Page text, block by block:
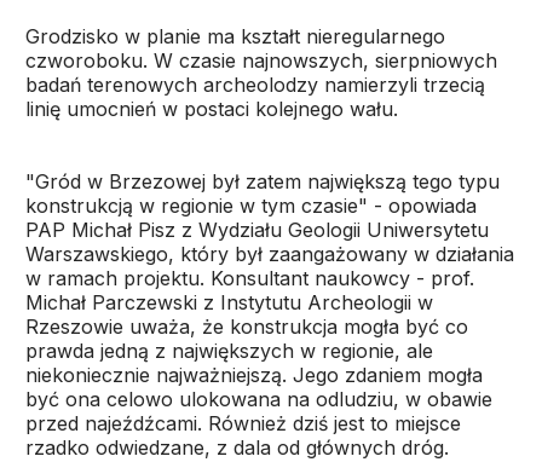
Grodzisko w planie ma kształt nieregularnego
czworoboku. W czasie najnowszych, sierpniowych
badań terenowych archeolodzy namierzyli trzecią
linię umocnień w postaci kolejnego wału.
"Gród w Brzezowej był zatem największą tego typu
konstrukcją w regionie w tym czasie" - opowiada
PAP Michał Pisz z Wydziału Geologii Uniwersytetu
Warszawskiego, który był zaangażowany w działania
w ramach projektu. Konsultant naukowcy - prof.
Michał Parczewski z Instytutu Archeologii w
Rzeszowie uważa, że konstrukcja mogła być co
prawda jedną z największych w regionie, ale
niekoniecznie najważniejszą. Jego zdaniem mogła
być ona celowo ulokowana na odludziu, w obawie
przed najeźdźcami. Również dziś jest to miejsce
rzadko odwiedzane, z dala od głównych dróg.